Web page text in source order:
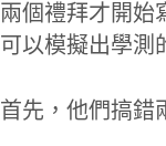
兩個禮拜才開始
可以模擬出學測
首先，他們搞錯